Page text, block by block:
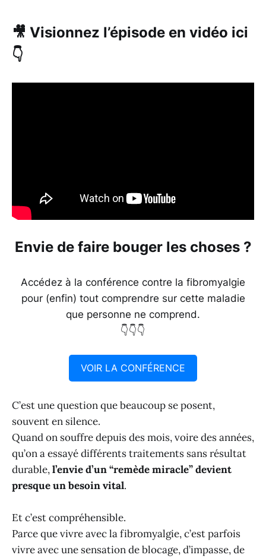
🎥 Visionnez l’épisode en vidéo ici
👇
Envie de faire bouger les choses ?
Accédez à la conférence contre la fibromyalgie
pour (enfin) tout comprendre sur cette maladie
que personne ne comprend.
👇👇👇
VOIR LA CONFÉRENCE
C’est une question que beaucoup se posent,
souvent en silence.
Quand on souffre depuis des mois, voire des années,
qu’on a essayé différents traitements sans résultat
durable,l’envie d’un “remède miracle” devient
presque un besoin vital.
Et c’est compréhensible.
Parce que vivre avec la fibromyalgie, c’est parfois
vivre avec une sensation de blocage, d’impasse, de